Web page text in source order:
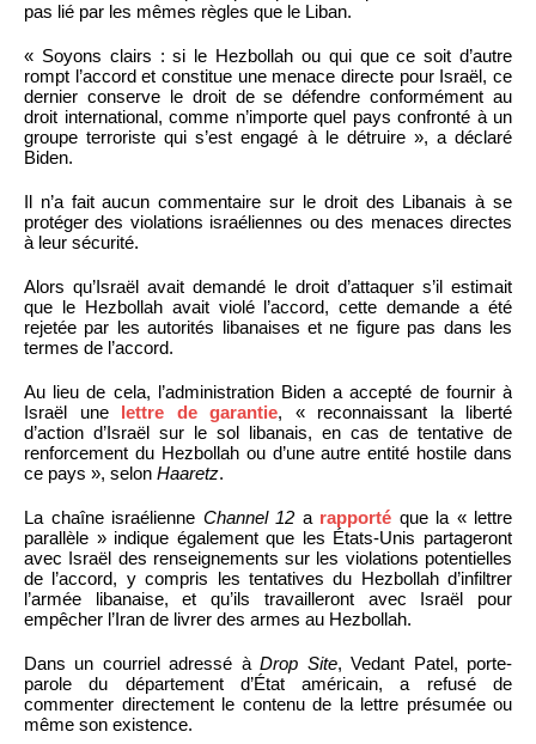
pas lié par les mêmes règles que le Liban.
« Soyons clairs : si le Hezbollah ou qui que ce soit d’autre
rompt l’accord et constitue une menace directe pour Israël, ce
dernier conserve le droit de se défendre conformément au
droit international, comme n’importe quel pays confronté à un
groupe terroriste qui s’est engagé à le détruire », a déclaré
Biden.
Il n’a fait aucun commentaire sur le droit des Libanais à se
protéger des violations israéliennes ou des menaces directes
à leur sécurité.
Alors qu’Israël avait demandé le droit d’attaquer s’il estimait
que le Hezbollah avait violé l’accord, cette demande a été
rejetée par les autorités libanaises et ne figure pas dans les
termes de l’accord.
Au lieu de cela, l’administration Biden a accepté de fournir à
Israël une lettre de garantie, « reconnaissant la liberté
d’action d’Israël sur le sol libanais, en cas de tentative de
renforcement du Hezbollah ou d’une autre entité hostile dans
ce pays », selon Haaretz.
La chaîne israélienne Channel 12 a rapporté que la « lettre
parallèle » indique également que les États-Unis partageront
avec Israël des renseignements sur les violations potentielles
de l’accord, y compris les tentatives du Hezbollah d’infiltrer
l’armée libanaise, et qu’ils travailleront avec Israël pour
empêcher l’Iran de livrer des armes au Hezbollah.
Dans un courriel adressé àDrop Site, Vedant Patel, porte-
parole du département d’État américain, a refusé de
commenter directement le contenu de la lettre présumée ou
même son existence.